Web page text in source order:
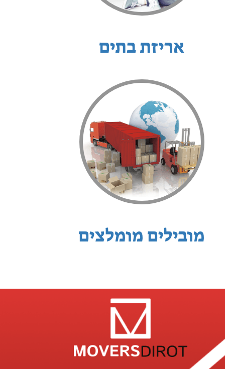
אריזת בתים
מובילים מומלצים